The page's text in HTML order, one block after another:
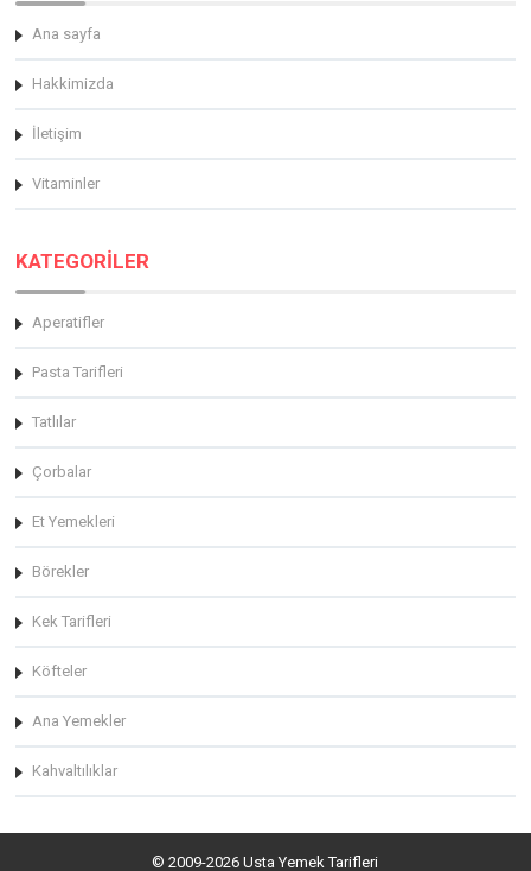
Ana sayfa
Hakkimizda
İletişim
Vitaminler
KATEGORİLER
Aperatifler
Pasta Tarifleri
Tatlılar
Çorbalar
Et Yemekleri
Börekler
Kek Tarifleri
Köfteler
Ana Yemekler
Kahvaltılıklar
© 2009-2026 Usta Yemek Tarifleri